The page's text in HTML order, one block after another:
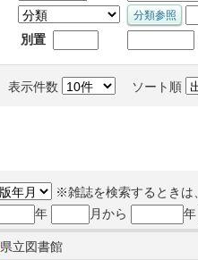
別置
表示件数 ソート順
※雑誌を検索するときは
年
月から 年
県立図書館